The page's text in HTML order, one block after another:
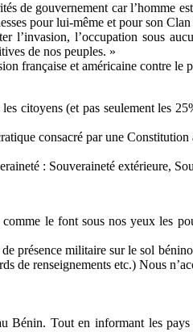
de gouvernement car l’homme
pour lui-même et pour son
l’invasion, l’occupation sous
de nos peuples. »
française et américaine contre le
citoyens (et pas seulement les
consacré par une
: Souveraineté extérieure,
le font sous nos yeux les
présence militaire sur le sol
de renseignements etc.) Nous
Bénin. Tout en informant les